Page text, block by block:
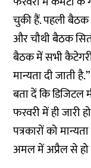
चुकी हैं. पहली
और चौथी बैठक
बैठक में सभी
मान्यता दी जाती है.”
बता दें कि डिजिटल
फरवरी में ही जारी
पत्रकारों को
अमल में अप्रैल से हो